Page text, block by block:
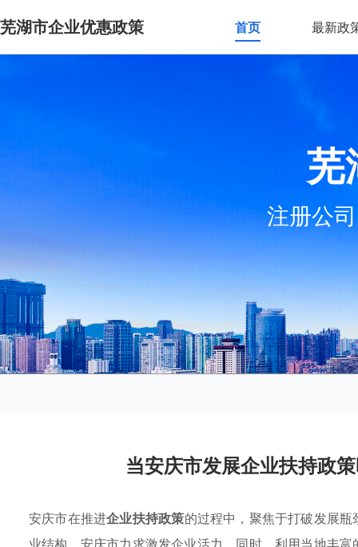
芜湖市企业优惠政策 首页 最新政
芜
注册公
当安庆市发展企业扶持政
安庆市在推进企业扶持政策的过程中，聚焦于打破发展